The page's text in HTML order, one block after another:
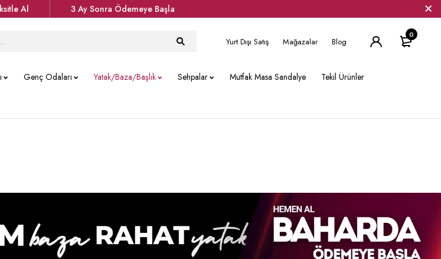
Al 3 Ay Sonra Ödemeye Başla
Yurt Dışı Satış Mağazalar Blog
0
Genç Odaları Yatak/Baza/Başlık Sehpalar Mutfak Masa Sandalye
Tekil Ürünler